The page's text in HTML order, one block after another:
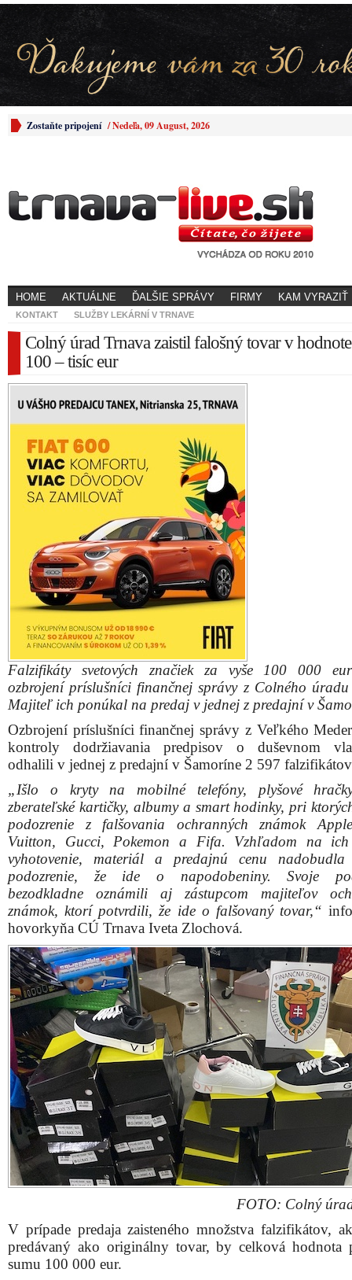
Zostaňte pripojení /Nedeľa, 09 August, 2026
HOME AKTUÁLNE ĎALŠIE SPRÁVY FIRMY KAM VYRAZIŤ
KONTAKT SLUŽBY LEKÁRNÍ V TRNAVE
Colný úrad Trnava zaistil falošný tovar v
100 – tisíc eur
Falzifikáty svetových značiek za vyše 100 000
ozbrojení príslušníci finančnej správy z Colného
Majiteľ ich ponúkal na predaj v jednej z predajní v
Ozbrojení príslušníci finančnej správy z Veľkého
kontroly dodržiavania predpisov o duševnom
odhalili v jednej z predajní v Šamoríne 2 597
„Išlo o kryty na mobilné telefóny, plyšové
zberateľské kartičky, albumy a smart hodinky, pri
podozrenie z falšovania ochranných známok
Vuitton, Gucci, Pokemon a Fifa. Vzhľadom na ich
vyhotovenie, materiál a predajnú cenu nadobudla
podozrenie, že ide o napodobeniny. Svoje
bezodkladne oznámili aj zástupcom majiteľov
známok, ktorí potvrdili, že ide o falšovaný tovar,“
hovorkyňa CÚ Trnava Iveta Zlochová.
FOTO: Colný
V prípade predaja zaisteného množstva falzifikátov,
predávaný ako originálny tovar, by celková hodnota
sumu 100 000 eur.